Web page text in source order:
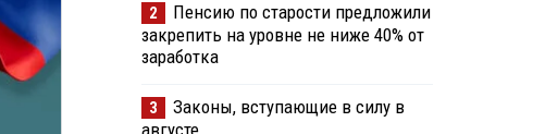
2
Пенсию по старости предложили
закрепить на уровне не ниже 40% от
заработка
3
Законы, вступающие в силу в